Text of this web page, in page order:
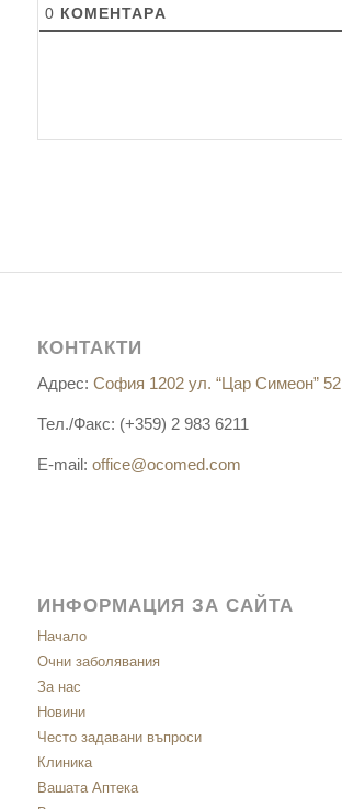
0 КОМЕНТАРA
КОНТАКТИ
Адрес: София 1202 ул. “Цар Симеон” 52
Тел./Факс: (+359) 2 983 6211
E-mail: office@ocomed.com
ИНФОРМАЦИЯ ЗА САЙТА
Начало
Очни заболявания
За нас
Новини
Често задавани въпроси
Клиника
Вашата Аптека